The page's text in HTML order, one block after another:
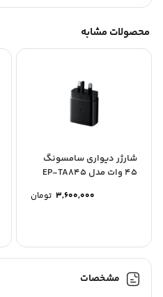
محصولات مشابه
شارژر دیواری سامسونگ
45 وات مدل EP-TA845
3,600,000 تومان
مشخصات